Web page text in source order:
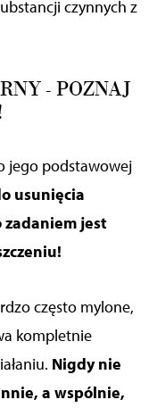
czynnych z
- POZNAJ
jego podstawowej
usunięcia
zadaniem jest
często mylone,
kompletnie
Nigdy nie
a wspólnie,